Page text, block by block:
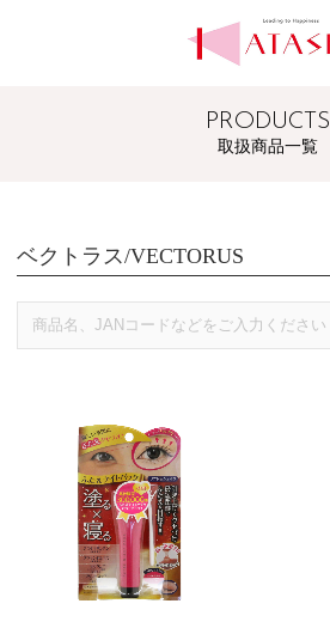
PRODUCTS
取扱商品一覧
ベクトラス/VECTORUS